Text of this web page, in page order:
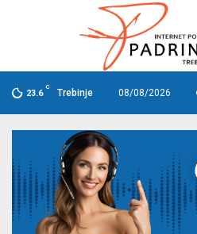
23.6
C
Trebinje 08/08/2026